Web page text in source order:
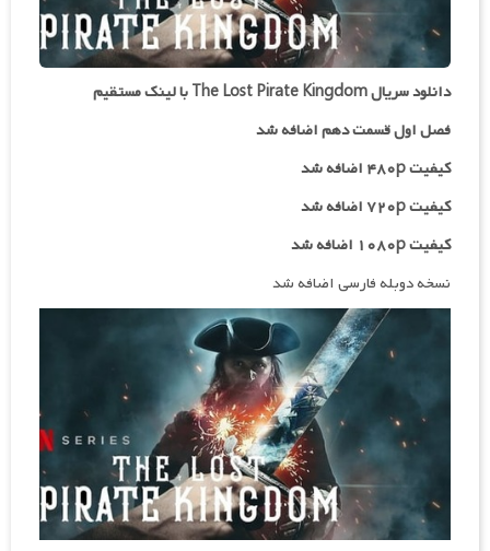
دانلود سریال The Lost Pirate Kingdom با لینک مستقیم
فصل اول قسمت دهم اضافه شد
کیفیت ۴۸۰p اضافه شد
کیفیت ۷۲۰p اضافه شد
کیفیت ۱۰۸۰p اضافه شد
نسخه دوبله فارسی اضافه شد